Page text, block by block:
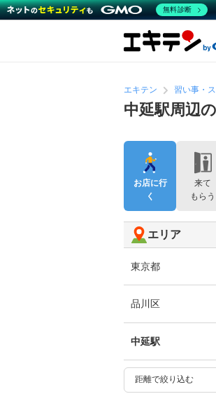
エキテン 習い事・
中延駅周辺
お店に行
く
来て
もらう
エリア
東京都
品川区
中延駅
無料診断